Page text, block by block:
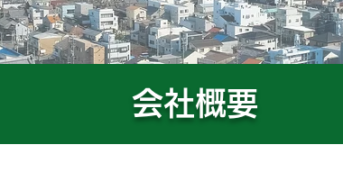
会社概要